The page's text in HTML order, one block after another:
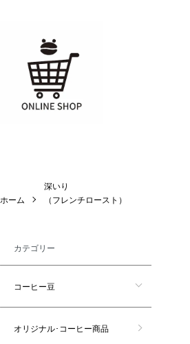
ホーム
深いり
（フレンチロースト）
カテゴリー
コーヒー豆
オリジナル･コーヒー商品